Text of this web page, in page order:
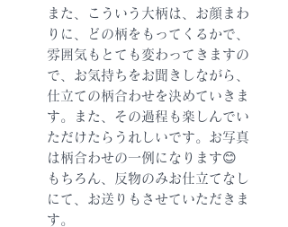
また、こういう大柄は、お顔まわ
りに、どの柄をもってくるかで、
雰囲気もとても変わってきますの
で、お気持ちをお聞きしながら、
仕立ての柄合わせを決めていきま
す。また、その過程も楽しんでい
ただけたらうれしいです。お写真
は柄合わせの一例になります😊
もちろん、反物のみお仕立てなし
にて、お送りもさせていただきま
す。